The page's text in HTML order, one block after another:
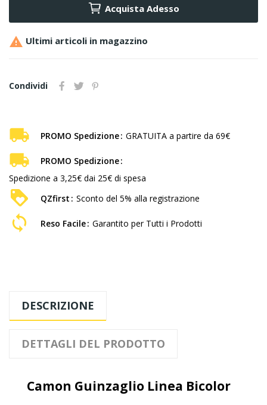
Acquista Adesso
 Ultimi articoli in magazzino
Condividi
PROMO Spedizione GRATUITA a partire da 69€
PROMO Spedizione
Spedizione a 3,25€ dai 25€ di spesa
QZfirst
Sconto del 5% alla registrazione
Reso Facile Garantito per Tutti i Prodotti
DESCRIZIONE
DETTAGLI DEL PRODOTTO
Camon Guinzaglio Linea Bicolor